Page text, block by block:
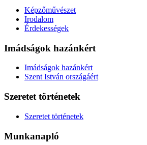
Képzőművészet
Irodalom
Érdekességek
Imádságok hazánkért
Imádságok hazánkért
Szent István országáért
Szeretet történetek
Szeretet történetek
Munkanapló